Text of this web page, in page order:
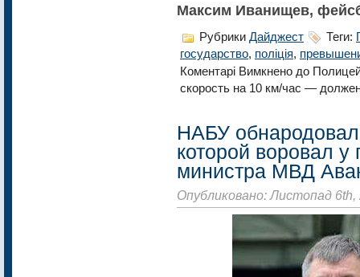
Максим Иванищев,
Рубрики Дайджест Теги:
государство, поліція,
Коментарі Вимкнено до
скорость на 10 км/час —
НАБУ
которой воровал у
министра МВД
Опубликовано: Листопад 6th,